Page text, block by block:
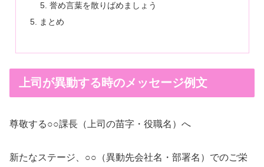
誉め言葉を散りばめましょう
まとめ
上司が異動する時のメッセージ例文
尊敬する○○課長（上司の苗字・役職名）へ
新たなステージ、○○（異動先会社名・部署名）でのご栄